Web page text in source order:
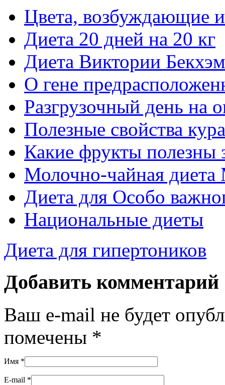
Цвета, возбуждающие
Диета 20 дней на 20 кг
Диета Виктории Бекхэм
О гене
Разгрузочный день на
Полезные свойства
Какие фрукты полезны
Молочно-чайная
Диета для Особо
Национальные диеты
Диета для гипертоников
Добавить комментарий
Ваш e-mail не будет
помечены *
Имя *
E-mail *